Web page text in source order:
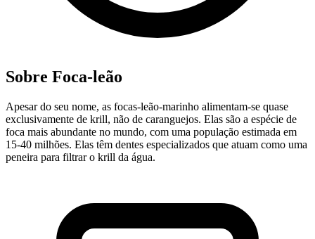
Sobre Foca-leão
Apesar do seu nome, as focas-leão-marinho alimentam-se quase
exclusivamente de krill, não de caranguejos. Elas são a espécie de
foca mais abundante no mundo, com uma população estimada em
15-40 milhões. Elas têm dentes especializados que atuam como uma
peneira para filtrar o krill da água.